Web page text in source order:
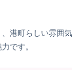
港町らしい雰囲気
です。